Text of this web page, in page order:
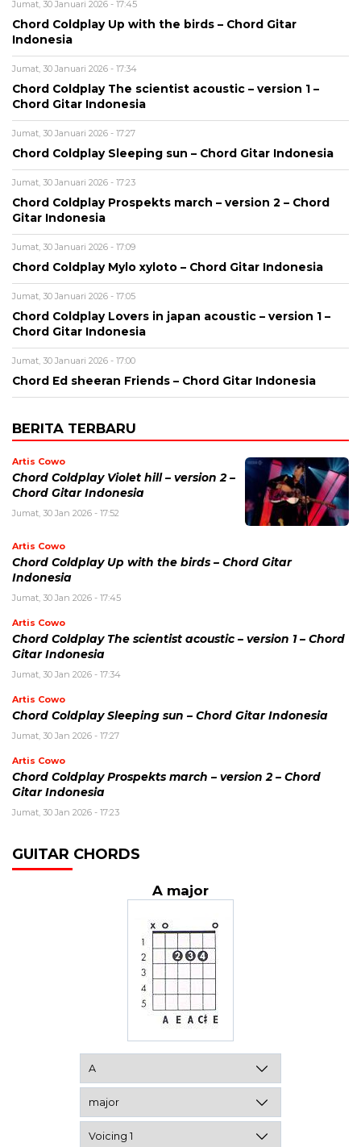
Jumat, 30 Januari 2026 - 17:45
Chord Coldplay Up with the birds – Chord Gitar
Indonesia
Jumat, 30 Januari 2026 - 17:34
Chord Coldplay The scientist acoustic – version 1 –
Chord Gitar Indonesia
Jumat, 30 Januari 2026 - 17:27
Chord Coldplay Sleeping sun – Chord Gitar Indonesia
Jumat, 30 Januari 2026 - 17:23
Chord Coldplay Prospekts march – version 2 – Chord
Gitar Indonesia
Jumat, 30 Januari 2026 - 17:09
Chord Coldplay Mylo xyloto – Chord Gitar Indonesia
Jumat, 30 Januari 2026 - 17:05
Chord Coldplay Lovers in japan acoustic – version 1 –
Chord Gitar Indonesia
Jumat, 30 Januari 2026 - 17:00
Chord Ed sheeran Friends – Chord Gitar Indonesia
BERITA TERBARU
Artis Cowo
Chord Coldplay Violet hill – version 2 –
Chord Gitar Indonesia
Jumat, 30 Jan 2026 - 17:52
Artis Cowo
Chord Coldplay Up with the birds – Chord Gitar
Indonesia
Jumat, 30 Jan 2026 - 17:45
Artis Cowo
Chord Coldplay The scientist acoustic – version 1 – Chord
Gitar Indonesia
Jumat, 30 Jan 2026 - 17:34
Artis Cowo
Chord Coldplay Sleeping sun – Chord Gitar Indonesia
Jumat, 30 Jan 2026 - 17:27
Artis Cowo
Chord Coldplay Prospekts march – version 2 – Chord
Gitar Indonesia
Jumat, 30 Jan 2026 - 17:23
GUITAR CHORDS
A major